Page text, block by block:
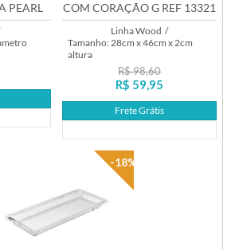
PEARL
COM CORAÇÃO G REF 13321
Linha Wood /
Tamanho: 28cm x 46cm x 2cm
altura
R$ 98,60
R$ 59,95
Frete Grátis
-18%